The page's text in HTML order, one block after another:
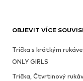
OBJEVIT VÍCE
Trička s krátkým
ONLY GIRLS
Trička, Čtvrtinový rukáv